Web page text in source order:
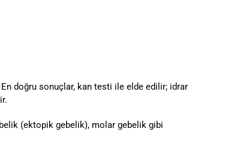
doğru sonuçlar, kan testi ile elde edilir; idrar
(ektopik gebelik), molar gebelik gibi